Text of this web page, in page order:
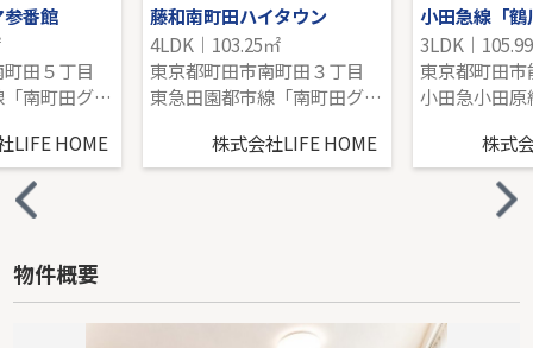
番館
田５丁目
東急田園都市線「南町田グランベリーＰ」駅 徒歩5分
LIFE HOME
藤和南町田ハイタウン
4LDK｜103.25㎡
東京都町田市南町田３丁目
東急田園都市線「南町田グランベリーＰ」駅 徒歩15分
株式会社LIFE HOME
小田急線「
3LDK｜
東京都町田
株式
物件概要